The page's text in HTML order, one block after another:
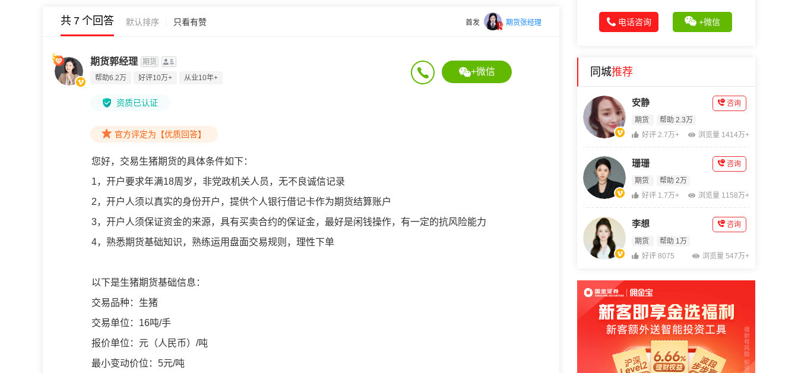
共 7 个回答 默认排序 只看有赞 首发 期货张经理
+微信
期货郭经理 期货
帮助6.2万
好评10万+ 从业10年+
资质已认证
官方评定为【优质回答】
您好，交易生猪期货的具体条件如下：
1，开户要求年满18周岁，非党政机关人员，无不良诚信记录
2，开户人须以真实的身份开户，提供个人银行借记卡作为期货结算账户
3，开户人须保证资金的来源，具有买卖合约的保证金，最好是闲钱操作，有一定的抗风险能力
4，熟悉期货基础知识，熟练运用盘面交易规则，理性下单
以下是生猪期货基础信息：
交易品种：生猪
交易单位：16吨/手
报价单位：元（人民币）/吨
最小变动价位：5元/吨
电话咨询 +微信
同城推荐
安静
期货 帮助 2.3万
咨询
好评 2.7万+ 浏览量 1414万+
珊珊
期货 帮助 2万
咨询
好评 1.7万+ 浏览量 1158万+
李想
期货 帮助 1万
咨询
好评 8075 浏览量 547万+